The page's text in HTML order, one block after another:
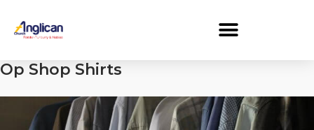
Op Shop Shirts